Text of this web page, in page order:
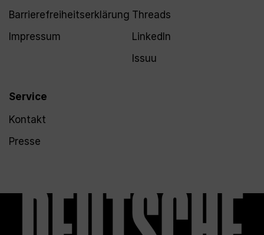
Barrierefreiheitserklärung
Impressum
Service
Kontakt
Presse
Threads
LinkedIn
Issuu